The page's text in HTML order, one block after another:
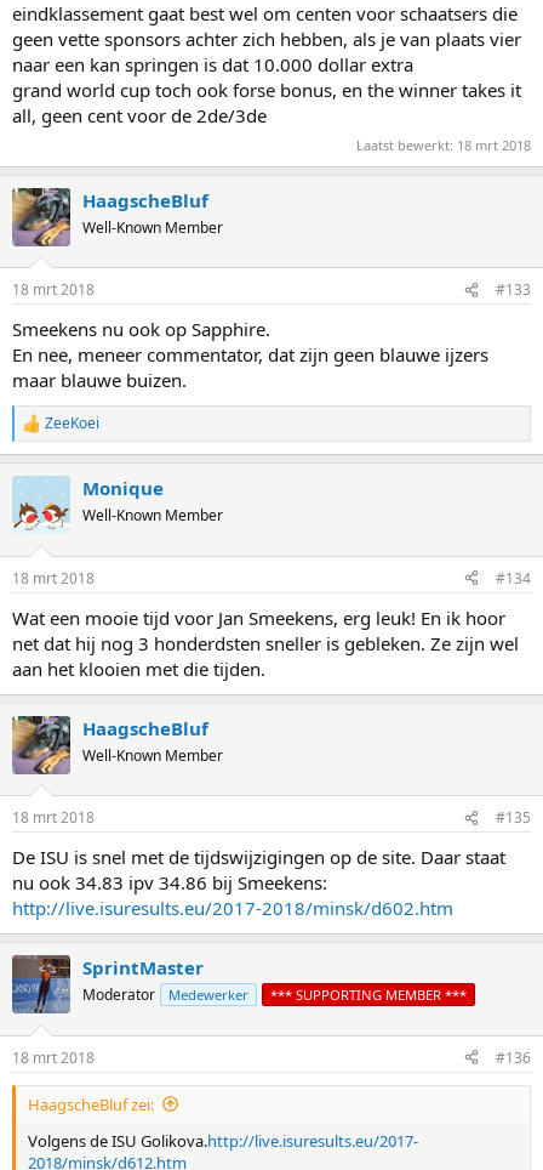
eindklassement gaat best wel om centen voor schaatsers die
geen vette sponsors achter zich hebben, als je van plaats vier
naar een kan springen is dat 10.000 dollar extra
grand world cup toch ook forse bonus, en the winner takes it
all, geen cent voor de 2de/3de
Laatst bewerkt: 18 mrt 2018
HaagscheBluf
Well-Known Member
18 mrt 2018 #133
Smeekens nu ook op Sapphire.
En nee, meneer commentator, dat zijn geen blauwe ijzers
maar blauwe buizen.
R
e
c
t
i
s
ZeeKoei
Monique
Well-Known Member
18 mrt 2018 #134
Wat een mooie tijd voor Jan Smeekens, erg leuk! En ik hoor
net dat hij nog 3 honderdsten sneller is gebleken. Ze zijn wel
aan het klooien met die tijden.
HaagscheBluf
Well-Known Member
18 mrt 2018 #135
De ISU is snel met de tijdswijzigingen op de site. Daar staat
nu ook 34.83 ipv 34.86 bij Smeekens:
http://live.isuresults.eu/2017-2018/minsk/d602.htm
SprintMaster
Moderator Medewerker *** SUPPORTING MEMBER ***
18 mrt 2018 #136
HaagscheBluf zei:
Volgens de ISU Golikova.http://live.isuresults.eu/2017-
2018/minsk/d612.htm